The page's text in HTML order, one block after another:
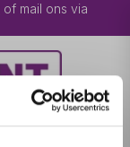
of mail ons via